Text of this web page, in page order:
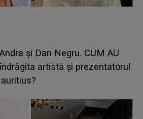
și Dan Negru. CUM AU
artistă și prezentatorul